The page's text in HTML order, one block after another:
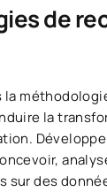
de
la
la
sur des